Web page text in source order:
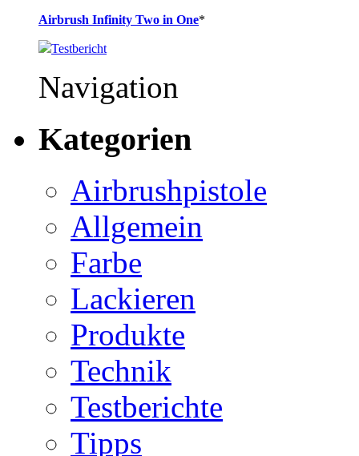
Airbrush Infinity Two in One*
Testbericht
Navigation
Kategorien
Airbrushpistole
Allgemein
Farbe
Lackieren
Produkte
Technik
Testberichte
Tipps